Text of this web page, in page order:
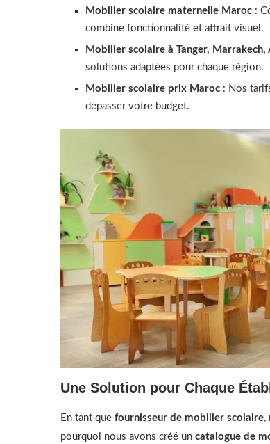
Mobilier scolaire maternelle Maroc :
combine fonctionnalité et attrait visuel.
Mobilier scolaire à Tanger, Marrakech,
solutions adaptées pour chaque région.
Mobilier scolaire prix Maroc : Nos
dépasser votre budget.
Une Solution pour Chaque
En tant que fournisseur de mobilier scolaire,
pourquoi nous avons créé un catalogue de